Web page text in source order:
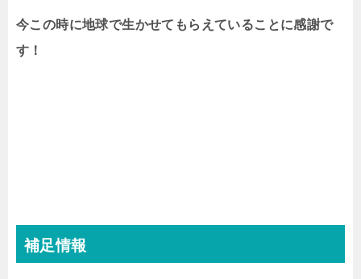
今この時に地球で生かせてもらえていることに感謝で
す！
補足情報